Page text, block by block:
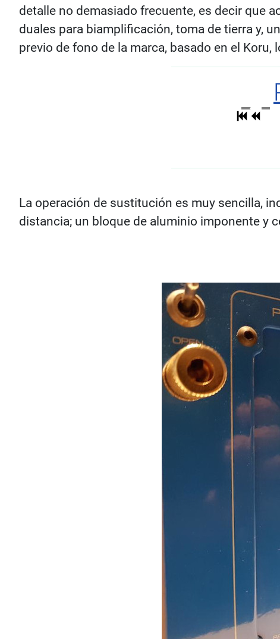
detalle no demasiado frecuente, es decir que
duales para biamplificación, toma de tierra y,
previo de fono de la marca, basado en el
La operación de sustitución es muy sencilla,
distancia; un bloque de aluminio imponente y